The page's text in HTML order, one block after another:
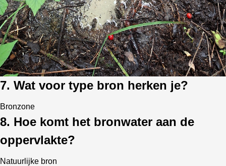
7. Wat voor type bron herken je?
Bronzone
8. Hoe komt het bronwater aan de
oppervlakte?
Natuurlijke bron